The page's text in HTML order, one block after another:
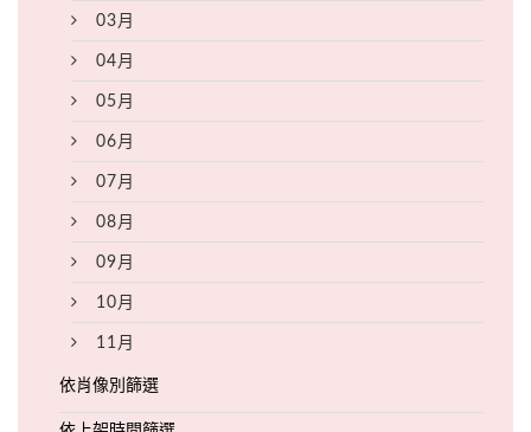
03月
04月
05月
06月
07月
08月
09月
10月
11月